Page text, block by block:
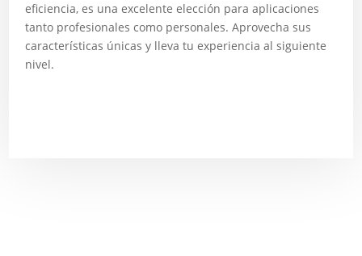
eficiencia, es una excelente elección para aplicaciones
tanto profesionales como personales. Aprovecha sus
características únicas y lleva tu experiencia al siguiente
nivel.